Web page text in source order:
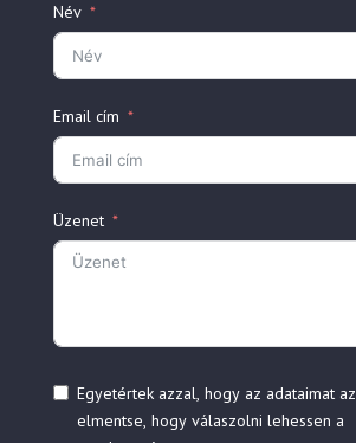
Név
Email cím
Üzenet
Egyetértek azzal, hogy az adataimat
elmentse, hogy válaszolni lehessen a